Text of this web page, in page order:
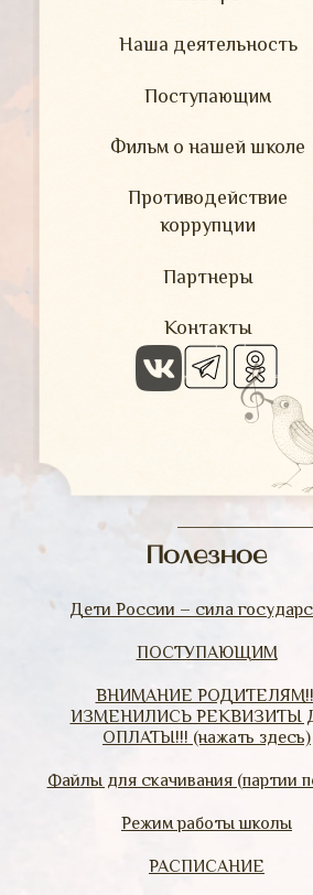
Наша деятельность
Поступающим
Фильм о нашей школе
Противодействие
коррупции
Партнеры
Контакты
Полезное
Дети России – сила
ПОСТУПАЮЩИМ
ВНИМАНИЕ
ИЗМЕНИЛИСЬ РЕКВИЗИТЫ
ОПЛАТЫ!!! (нажать здесь)
Файлы для скачивания (партии
Режим работы школы
РАСПИСАНИЕ